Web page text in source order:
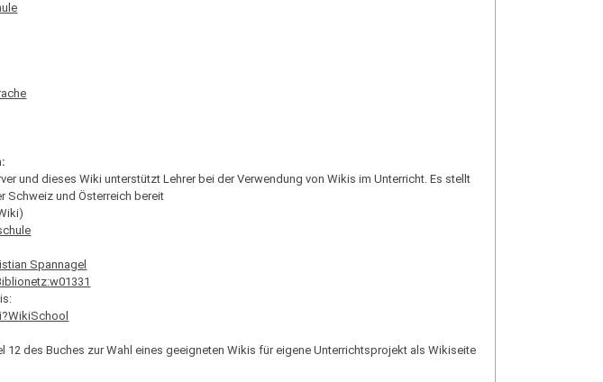
und dieses Wiki unterstützt Lehrer bei der Verwendung von Wikis im Unterricht. Es stellt
Schweiz und Österreich bereit
Spannagel
12 des Buches zur Wahl eines geeigneten Wikis für eigene Unterrichtsprojekt als Wikiseite